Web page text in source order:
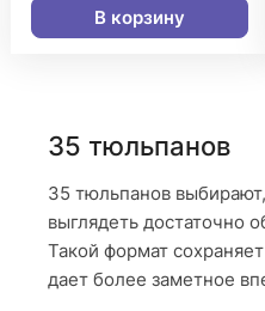
В корзину
35 тюльпанов
35 тюльпанов
выглядеть достаточно
Такой формат
дает более заметное